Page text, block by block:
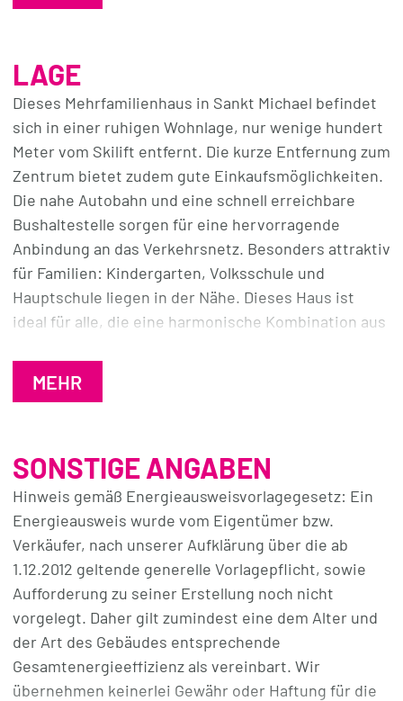
Einlegerwohnung mit einem Wohn-/Essbereich und
einem Schlafzimmer zusätzlichen Wohnraum.
Das Haus verfügt über eine Doppelgarage, die einen
direkten Zugang ins Innere ermöglicht. Der Garten
präsentiert sich als kreativer Freiraum.
Willkommen in einem einladenden Zuhause, wo sich
Ihre Wohnträume entfalten. Vereinbaren Sie noch
heute einen Besichtigungstermin, um die Details
und den Charme dieses herausragenden Angebots
LAGE
Dieses Mehrfamilienhaus in Sankt Michael befindet
sich in einer ruhigen Wohnlage, nur wenige hundert
Meter vom Skilift entfernt. Die kurze Entfernung zum
Zentrum bietet zudem gute Einkaufsmöglichkeiten.
Die nahe Autobahn und eine schnell erreichbare
Bushaltestelle sorgen für eine hervorragende
Anbindung an das Verkehrsnetz. Besonders attraktiv
für Familien: Kindergarten, Volksschule und
Hauptschule liegen in der Nähe. Dieses Haus ist
ideal für alle, die eine harmonische Kombination aus
MEHR
SONSTIGE ANGABEN
Hinweis gemäß Energieausweisvorlagegesetz: Ein
Energieausweis wurde vom Eigentümer bzw.
Verkäufer, nach unserer Aufklärung über die ab
1.12.2012 geltende generelle Vorlagepflicht, sowie
Aufforderung zu seiner Erstellung noch nicht
vorgelegt. Daher gilt zumindest eine dem Alter und
der Art des Gebäudes entsprechende
Gesamtenergieeffizienz als vereinbart. Wir
übernehmen keinerlei Gewähr oder Haftung für die